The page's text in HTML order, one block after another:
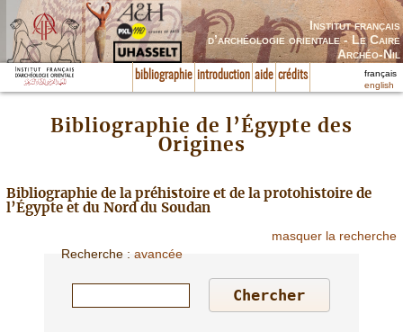
Institut français
d’archéologie orientale - Le Caire
Archéo-Nil
bibliographie introduction aide crédits
français
english
Bibliographie de l’Égypte des
Origines
Bibliographie de la préhistoire et de la protohistoire de
l’Égypte et du Nord du Soudan
masquer la recherche
Recherche :avancée